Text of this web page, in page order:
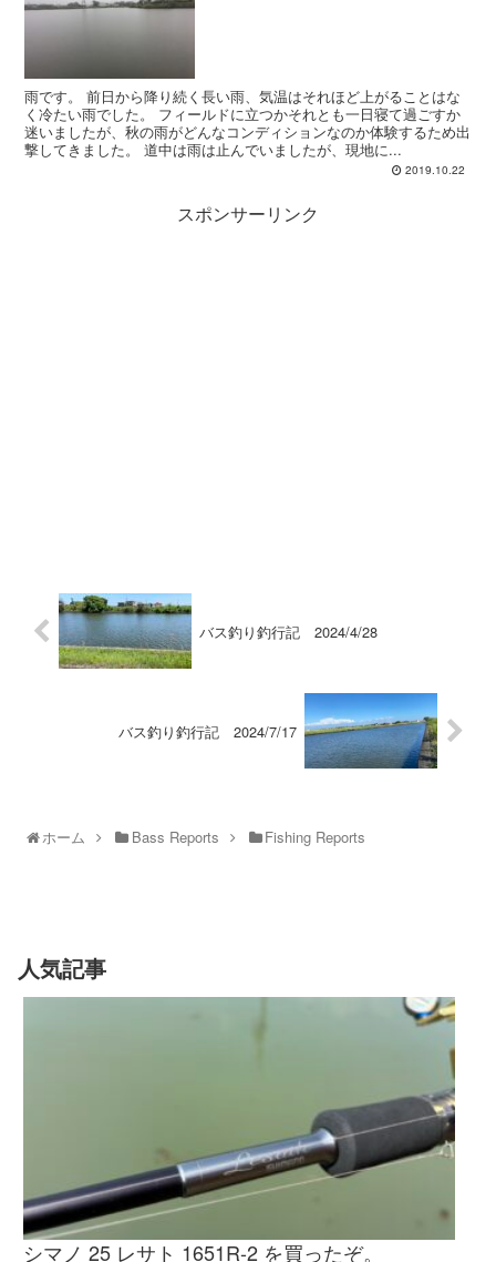
雨です。 前日から降り続く長い雨、気温はそれほど上がることはな
く冷たい雨でした。 フィールドに立つかそれとも一日寝て過ごすか
迷いましたが、秋の雨がどんなコンディションなのか体験するため出
撃してきました。 道中は雨は止んでいましたが、現地に...
2019.10.22
スポンサーリンク
バス釣り釣行記 2024/4/28
バス釣り釣行記 2024/7/17
ホーム Bass Reports Fishing Reports
人気記事
シマノ 25 レサト 1651R-2 を買ったぞ。